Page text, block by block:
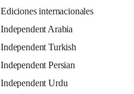
Ediciones internacionales
Independent Arabia
Independent Turkish
Independent Persian
Independent Urdu